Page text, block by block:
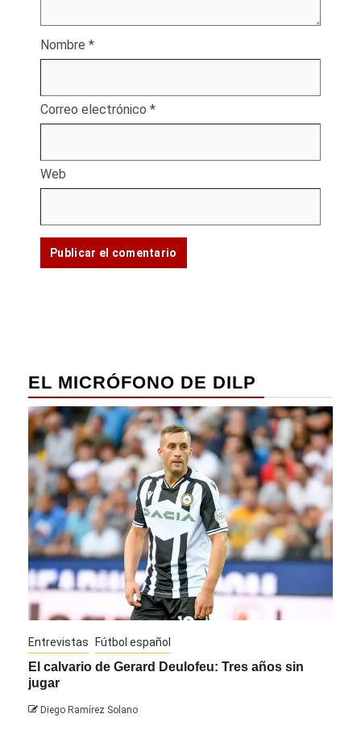
Nombre *
Correo electrónico *
Web
EL MICRÓFONO DE DILP
Entrevistas Fútbol español
El calvario de Gerard Deulofeu: Tres años sin
jugar
Diego Ramírez Solano